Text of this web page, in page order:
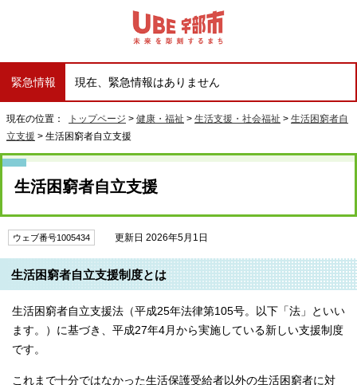
緊急情報 現在、緊急情報はありません
現在の位置： トップページ > 健康・福祉 > 生活支援・社会福祉 > 生活困窮者自
立支援 > 生活困窮者自立支援
生活困窮者自立支援
ウェブ番号1005434 更新日 2026年5月1日
生活困窮者自立支援制度とは
生活困窮者自立支援法（平成25年法律第105号。以下「法」といい
ます。）に基づき、平成27年4月から実施している新しい支援制度
です。
これまで十分ではなかった生活保護受給者以外の生活困窮者に対